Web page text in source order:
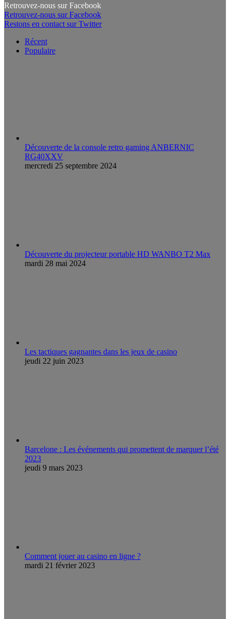
Retrouvez-nous sur Facebook
Retrouvez-nous sur Facebook
Restons en contact sur Twitter
Récent
Populaire
Découverte de la console retro gaming ANBERNIC
RG40XXV
mercredi 25 septembre 2024
Découverte du projecteur portable HD WANBO T2 Max
mardi 28 mai 2024
Les tactiques gagnantes dans les jeux de casino
jeudi 22 juin 2023
Barcelone : Les événements qui promettent de marquer l’été
2023
jeudi 9 mars 2023
Comment jouer au casino en ligne ?
mardi 21 février 2023